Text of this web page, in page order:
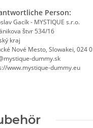
Person:
Gacík - MYSTIQUE s.r.o.
štvr 534/16
kraj
Nové Mesto, Slowakei, 024
dummy.sk
www.mystique-dummy.eu